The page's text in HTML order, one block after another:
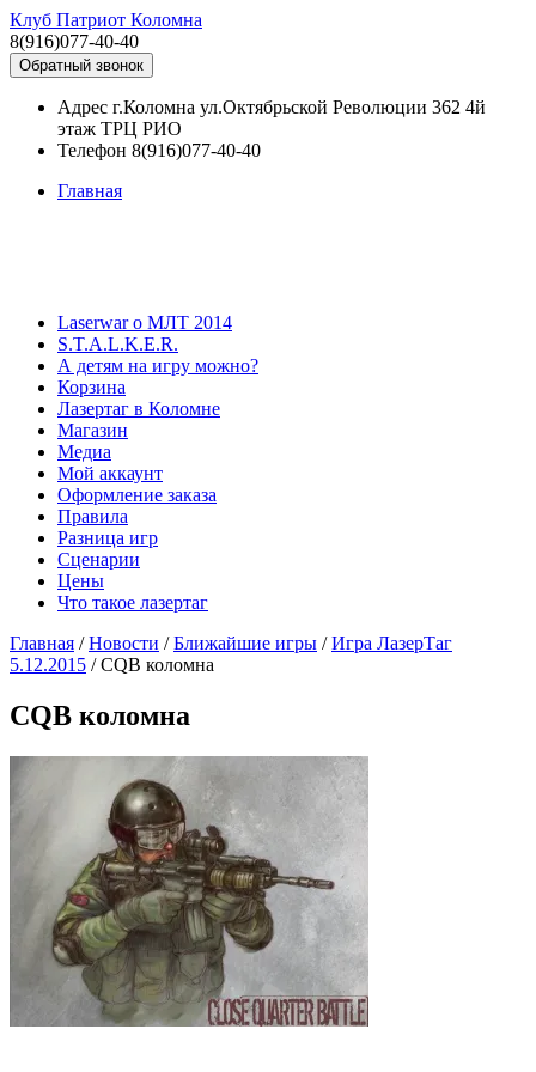
Клуб Патриот Коломна
8(916)077-40-40
Обратный звонок
Адрес г.Коломна ул.Октябрьской Революции 362 4й
этаж ТРЦ РИО
Телефон 8(916)077-40-40
Главная
Laserwar о МЛТ 2014
S.T.A.L.K.E.R.
А детям на игру можно?
Корзина
Лазертаг в Коломне
Магазин
Медиа
Мой аккаунт
Оформление заказа
Правила
Разница игр
Сценарии
Цены
Что такое лазертаг
Главная /Новости /Ближайшие игры /Игра ЛазерТаг
5.12.2015 /CQB коломна
CQB коломна